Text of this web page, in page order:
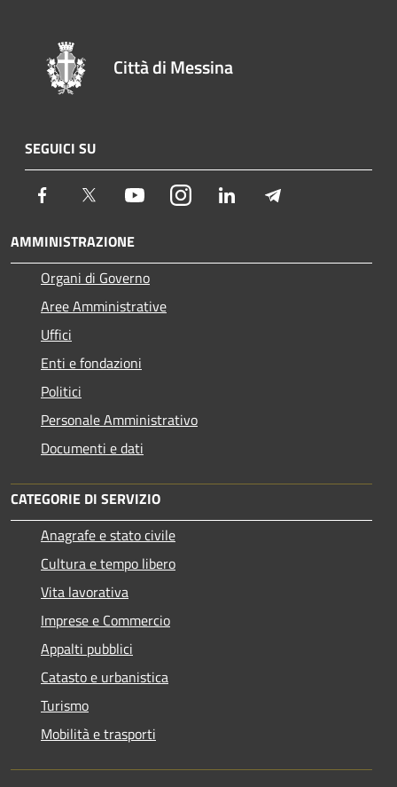
Città di Messina
SEGUICI SU
Facebook Twitter YoutubeInstagram LinkedIn
AMMINISTRAZIONE
Organi di Governo
Aree Amministrative
Uffici
Enti e fondazioni
Politici
Personale Amministrativo
Documenti e dati
CATEGORIE DI SERVIZIO
Anagrafe e stato civile
Cultura e tempo libero
Vita lavorativa
Imprese e Commercio
Appalti pubblici
Catasto e urbanistica
Turismo
Mobilità e trasporti